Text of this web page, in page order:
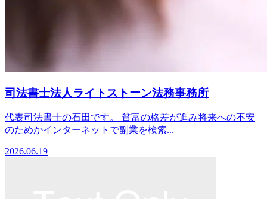
司法書士法人ライトストーン法務事務所
代表司法書士の石田です。 貧富の格差が進み将来への不安
のためかインターネットで副業を検索...
2026.06.19